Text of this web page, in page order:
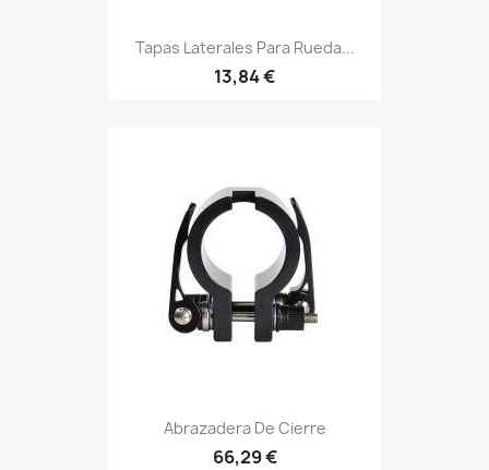
Tapas Laterales Para Rueda...
13,84 €
Abrazadera De Cierre
66,29 €